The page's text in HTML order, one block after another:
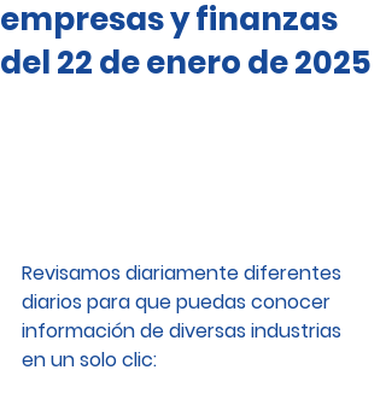
empresas y finanzas
del 22 de enero de 2025
Revisamos diariamente diferentes
diarios para que puedas conocer
información de diversas industrias
en un solo clic: